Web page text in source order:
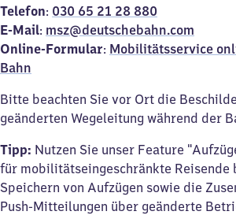
Telefon: 030 65 21 28 880
E-Mail: msz@deutschebahn.com
Online-Formular: Mobilitätsservice
Bahn
Bitte beachten Sie vor Ort die
geänderten Wegeleitung während der
Tipp: Nutzen Sie unser Feature
für mobilitätseingeschränkte Reisende
Speichern von Aufzügen sowie die
Push-Mitteilungen über geänderte